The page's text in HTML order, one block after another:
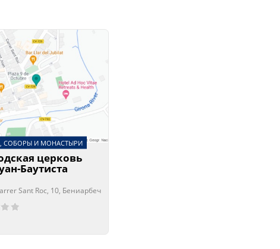
СОБОРЫ И МОНАСТЫРИ
церковь
Баутиста
Sant Roc, 10, Бениарбеч